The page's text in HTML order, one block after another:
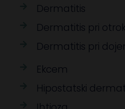
Dermatitis
Dermatitis pri
Dermatitis pri
Ekcem
Hipostatski